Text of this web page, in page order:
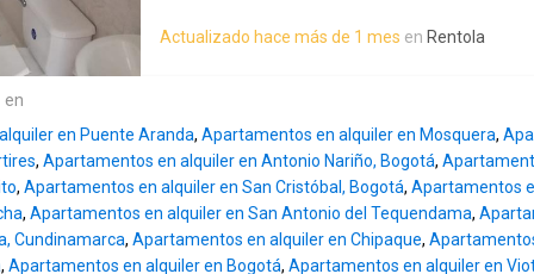
habitaciones, 1 bano, sala comedor y
practico, comodo y bien distribuido para el
Actualizado hace más de 1 mes en Rentola
en
en Puente Aranda, Apartamentos en alquiler en Mosquera,
, Apartamentos en alquiler en Antonio Nariño, Bogotá,
, Apartamentos en alquiler en San Cristóbal, Bogotá, Apartamentos
, Apartamentos en alquiler en San Antonio del Tequendama,
Cundinamarca, Apartamentos en alquiler en Chipaque,
, Apartamentos en alquiler en Bogotá, Apartamentos en alquiler en